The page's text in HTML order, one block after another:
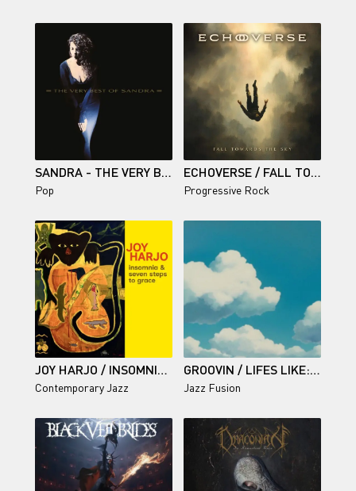
SANDRA - THE VERY BEST OF SANDRA
Pop
ECHOVERSE / FALL TOWARDS THE SKY
Progressive Rock
JOY HARJO / INSOMNIA AND SEVEN STEPS TO GRACE
Contemporary Jazz
GROOVIN / LIFES LIKE: SUMMER DAY
Jazz Fusion